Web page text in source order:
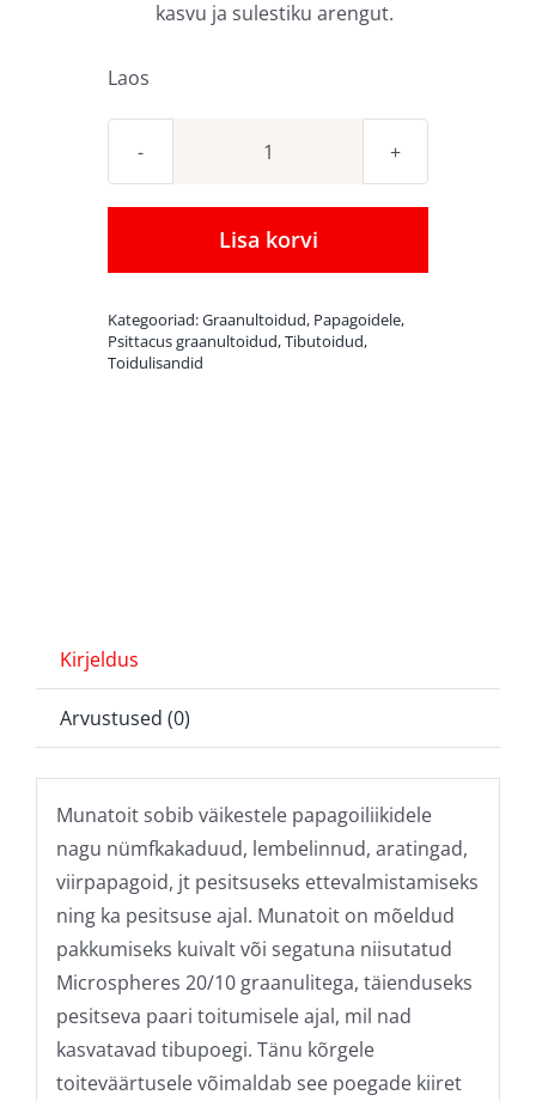
kasvu ja sulestiku arengut.
Laos
Munatoit
Eggfood
1
kogus
Lisa korvi
Kategooriad:Graanultoidud, Papagoidele,
Psittacus graanultoidud,Tibutoidud,
Toidulisandid
Kirjeldus
Arvustused (0)
Munatoit sobib väikestele papagoiliikidele
nagu nümfkakaduud, lembelinnud, aratingad,
viirpapagoid, jt pesitsuseks ettevalmistamiseks
ning ka pesitsuse ajal. Munatoit on mõeldud
pakkumiseks kuivalt või segatuna niisutatud
Microspheres 20/10 graanulitega, täienduseks
pesitseva paari toitumisele ajal, mil nad
kasvatavad tibupoegi. Tänu kõrgele
toiteväärtusele võimaldab see poegade kiiret